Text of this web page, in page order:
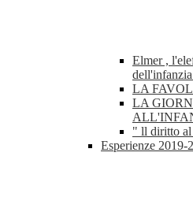
Elmer ,
LA
LA
" ll diritto al
Esperienze 2019-